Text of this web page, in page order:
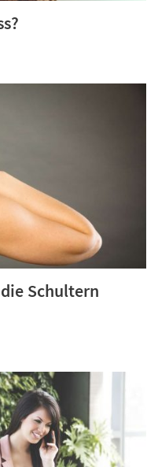
Schultern